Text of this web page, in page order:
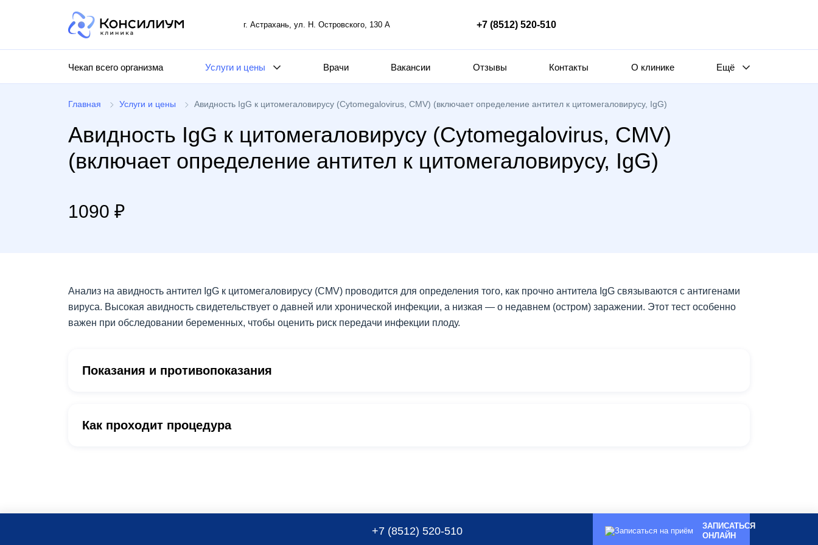
г. Астрахань, ул. Н. Островского, 130 А +7 (8512) 520-510
Чекап всего организма Услуги и цены Врачи Вакансии Отзывы Контакты О клинике Ещё
Главная Услуги и цены Авидность IgG к цитомегаловирусу (Cytomegalovirus, CMV) (включает определение антител к цитомегаловирусу, IgG)
Авидность IgG к цитомегаловирусу (Cytomegalovirus, CMV)
(включает определение антител к цитомегаловирусу, IgG)
1090 ₽
Анализ на авидность антител IgG к цитомегаловирусу (CMV) проводится для определения того, как прочно антитела IgG связываются с антигенами
вируса. Высокая авидность свидетельствует о давней или хронической инфекции, а низкая — о недавнем (остром) заражении. Этот тест особенно
важен при обследовании беременных, чтобы оценить риск передачи инфекции плоду.
Показания и противопоказания
Как проходит процедура
+7 (8512) 520-510
ЗАПИСАТЬСЯ
ОНЛАЙН